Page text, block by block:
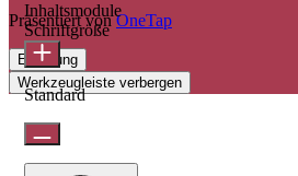
Präsentiert vonOneTap
Erklärung
Werkzeugleiste verbergen
Inhaltsmodule
Schriftgröße
Standard